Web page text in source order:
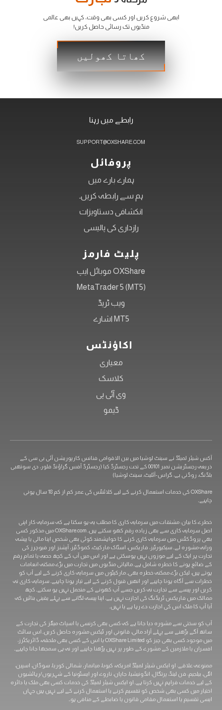
ابھی شروع کریں اور کسی بھی وقت، کہیں بھی عالمی
منڈیوں تک رسائی حاصل کریں!
کھاتا کھولیں
رابطے میں رہنا
SUPPORT@OXSHARE.COM
پروفائل
ہمارے بارے میں
ہم سے رابطہ کریں۔
انکشافی دستاویزات
رازداری کی پالیسی
پلیٹ فارمز
OXShare موبائل ایپ
MetaTrader 5 (MT5)
ویب ٹریڈ
MT5 اشارے
اکاؤنٹس
معیاری
کلاسک
وی آئی پی
ڈیمو
آکس شیئر لمیٹڈ نے سینٹ لوشیا میں بین الاقوامی فنانس کارپوریشن آئی بی سی کے
ذریعہ رجسٹریشن نمبر 00101 کے تحت رجسٹرڈ کیا (رجسٹرڈ آفس گراؤنڈ فلور، دی سوتھبی
بلڈنگ، روڈنی بے، گراس-آئلیٹ، سینٹ لوشیا)
OXShare کی خدمات استعمال کرنے کے لیے کلائنٹس کی عمر کم از کم 18 سال ہونی
چاہیے۔
خطرے کا بیان: مشتقات میں سرمایہ کاری کا مطلب یہ ہو سکتا ہے کہ سرمایہ کار اپنی
اصل سرمایہ کاری سے بھی زیادہ رقم کھو سکتے ہیں۔ OXShare.com میں مذکور کسی
بھی پروڈکٹس میں سرمایہ کاری کرنے کا خواہشمند کوئی بھی شخص اپنا مالی یا پیشہ
ورانہ مشورہ لے۔ سیکیورٹیز، فاریکس، اسٹاک مارکیٹ، کموڈٹیز، آپشنز اور فیوچرز کی
تجارت ہر ایک کے لیے موزوں نہیں ہوسکتی ہے اور اس میں آپ کے کچھ حصہ یا تمام رقم
کے ضائع ہونے کا خطرہ شامل ہے۔ مالیاتی منڈیوں میں تجارت میں بڑے ممکنہ انعامات
ہوتے ہیں، لیکن بڑے ممکنہ خطرہ بھی۔ مارکیٹوں میں سرمایہ کاری کرنے کے لیے آپ کو
خطرات سے آگاہ ہونا چاہیے اور انھیں قبول کرنے کے لیے تیار ہونا چاہیے۔ سرمایہ کاری نہ
کریں اور پیسے سے تجارت نہ کریں جسے آپ کھونے کے متحمل نہیں ہو سکتے۔ کچھ
ممالک میں فاریکس ٹریڈنگ کی اجازت نہیں ہے، اپنا پیسہ لگانے سے پہلے یقینی بنائیں کہ
آیا آپ کا ملک اس کی اجازت دے رہا ہے یا نہیں۔
آپ کو سختی سے مشورہ دیا جاتا ہے کہ کسی بھی کرنسی یا اسپاٹ میٹلز کی تجارت کے
ساتھ آگے بڑھنے سے پہلے آزاد مالی، قانونی اور ٹیکس مشورہ حاصل کریں۔ اس سائٹ
میں موجود کسی بھی چیز کو OXShare Limited یا اس کے کسی بھی ملحقہ، ڈائریکٹرز،
افسران یا ملازمین کے مشورے کے طور پر نہیں پڑھنا چاہیے اور نہ ہی سمجھا جانا چاہیے۔
ممنوعہ علاقے: او ایکس شیئر لمیٹڈ امریکہ، کیوبا، ​​میانمار، شمالی کوریا، سوڈان، اسپین،
اٹلی، بیلجیم، فن لینڈ، پرتگال، انڈونیشیا، جاپان، ناروے اور ایسٹونیا کے شہریوں/رہائشیوں
کے لیے خدمات فراہم نہیں کرتا ہے۔ او ایکس شیئر لمیٹڈ کی خدمات کسی بھی ملک یا دائرہ
اختیار میں کسی بھی شخص کو تقسیم کرنے یا استعمال کرنے کے لیے نہیں ہیں جہاں
ایسی تقسیم یا استعمال مقامی قانون یا ضابطے کے منافی ہو۔.